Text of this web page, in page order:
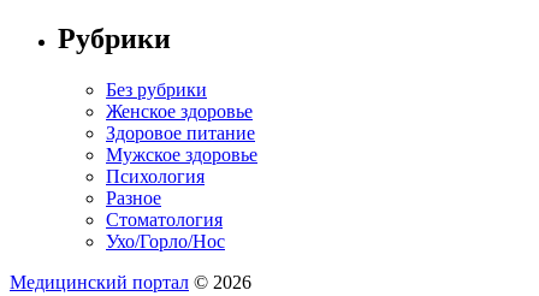
Рубрики
Без рубрики
Женское здоровье
Здоровое питание
Мужское здоровье
Психология
Разное
Стоматология
Ухо/Горло/Нос
Медицинский портал © 2026